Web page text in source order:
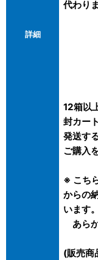
詳細
代わり
12箱以
封カー
発送す
ご購入
※ こち
からの
います。
あら
(販売商